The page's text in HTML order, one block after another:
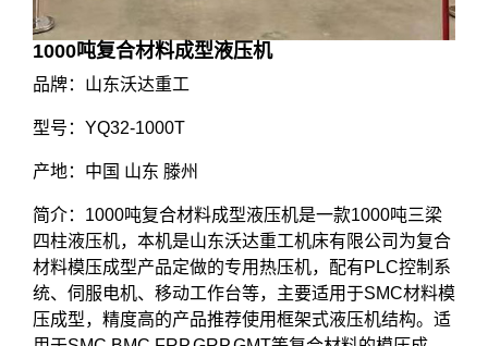
1000吨复合材料成型液压机
品牌：山东沃达重工
型号：YQ32-1000T
产地：中国 山东 滕州
简介：1000吨复合材料成型液压机是一款1000吨三梁
四柱液压机，本机是山东沃达重工机床有限公司为复合
材料模压成型产品定做的专用热压机，配有PLC控制系
统、伺服电机、移动工作台等，主要适用于SMC材料模
压成型，精度高的产品推荐使用框架式液压机结构。适